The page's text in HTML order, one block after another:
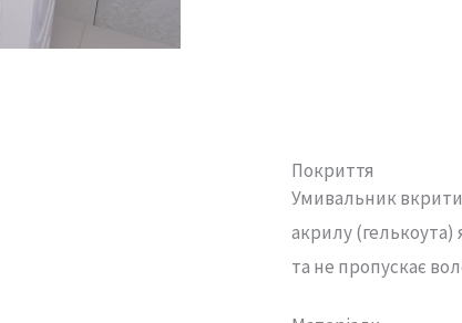
Покриття
Умивальник
акрилу
та не пропускає